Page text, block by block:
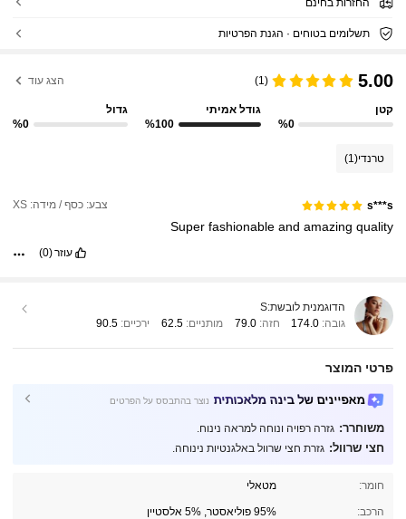
החזרות בחינם
תשלומים בטוחים · הגנת הפרטיות
5.00
(1) הצג עוד
קטן
%0
גודל אמיתי
%100
גדול
%0
טרנדי(1)
s***s צבע: כסף / מידה: XS
Super fashionable and amazing quality
עוזר(0)
הדוגמנית לובשת:S
גובה: 174.0 חזה:79.0 מותניים: 62.5 ירכיים: 90.5
פרטי המוצר
מאפיינים של בינה מלאכותית נוצר בהתבסס על הפרטים
משוחרר: גזרה רפויה ונוחה למראה נינוח.
חצי שרוול: גזרת חצי שרוול באלגנטיות נינוחה.
חומר: מטאלי
הרכב: 95% פוליאסטר, 5% אלסטיין
4.3M עוקבים